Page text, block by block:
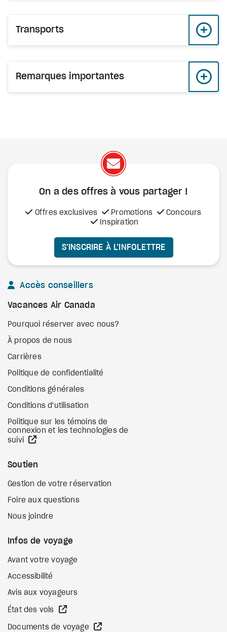
Transports
Remarques importantes
On a des offres à vous partager !
Offres exclusives Promotions
Concours
Inspiration
S’INSCRIRE À L’INFOLETTRE
Accès conseillers
Vacances Air Canada
Pourquoi réserver avec nous?
À propos de nous
Carrières
Politique de confidentialité
Conditions générales
Conditions d'utilisation
Politique sur les témoins de
connexion et les technologies de
suivi
Soutien
Gestion de votre réservation
Foire aux questions
Nous joindre
Infos de voyage
Avant votre voyage
Accessibilité
Avis aux voyageurs
État des vols
Documents de voyage